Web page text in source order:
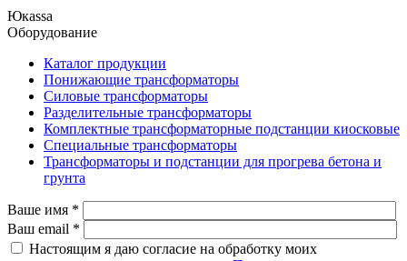
Юкаssа
Оборудование
Каталог продукции
Понижающие трансформаторы
Силовые трансформаторы
Разделительные трансформаторы
Комплектные трансформаторные подстанции киосковые
Специальные трансформаторы
Трансформаторы и подстанции для прогрева бетона и
грунта
Ваше имя *
Ваш email *
Настоящим я даю согласие на обработку моих